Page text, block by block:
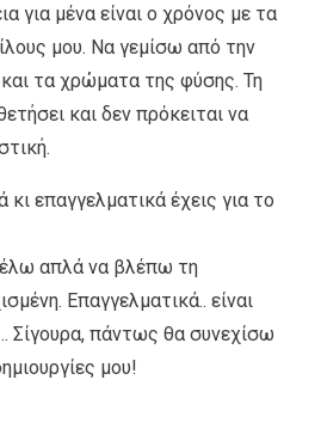
για μένα είναι ο χρόνος με τα
μου. Να γεμίσω από την
τα χρώματα της φύσης. Τη
και δεν πρόκειται να
επαγγελματικά έχεις για το
απλά να βλέπω τη
Επαγγελματικά.. είναι
Σίγουρα, πάντως θα συνεχίσω
μου!